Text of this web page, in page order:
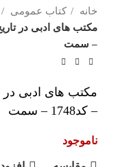
خانه کتاب عمومی
– سمت
مکتب های ادبی در
– کد1748 – سمت
ناموجود